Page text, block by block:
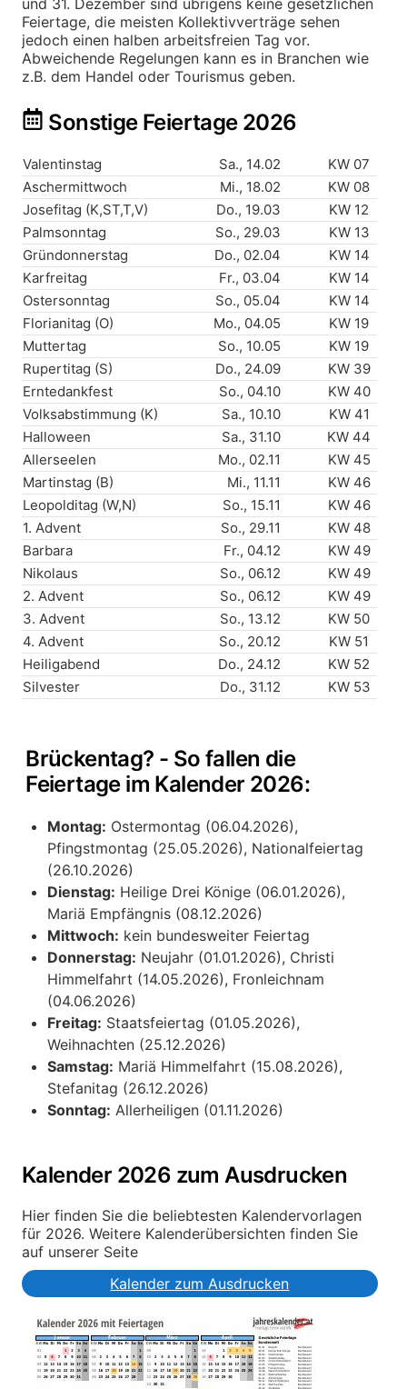
und 31. Dezember sind übrigens keine gesetzlichen
Feiertage, die meisten Kollektivverträge sehen
jedoch einen halben arbeitsfreien Tag vor.
Abweichende Regelungen kann es in Branchen wie
z.B. dem Handel oder Tourismus geben.
Sonstige Feiertage 2026
Valentinstag Sa., 14.02
KW 07
Aschermittwoch
Mi., 18.02
KW 08
Josefitag (K,ST,T,V)
Do., 19.03
KW 12
Palmsonntag
So., 29.03
KW 13
Gründonnerstag
Do., 02.04
KW 14
Karfreitag
Fr., 03.04
KW 14
Ostersonntag
So., 05.04
KW 14
Florianitag (O)
Mo., 04.05
KW 19
Muttertag
So., 10.05
KW 19
Rupertitag (S)
Do., 24.09
KW 39
Erntedankfest
So., 04.10
KW 40
Volksabstimmung (K)
Sa., 10.10
KW 41
Halloween
Sa., 31.10
KW 44
Allerseelen
Mo., 02.11
KW 45
Martinstag (B)
Mi., 11.11
KW 46
Leopolditag (W,N)
So., 15.11
KW 46
1. Advent
So., 29.11
KW 48
Barbara
Fr., 04.12
KW 49
Nikolaus
So., 06.12
KW 49
2. Advent
So., 06.12
KW 49
3. Advent
So., 13.12
KW 50
4. Advent
So., 20.12
KW 51
Heiligabend
Do., 24.12
KW 52
Silvester
Do., 31.12 KW 53
Brückentag? - So fallen die
Feiertage im Kalender 2026:
Montag: Ostermontag (06.04.2026),
Pfingstmontag (25.05.2026), Nationalfeiertag
(26.10.2026)
Dienstag: Heilige Drei Könige (06.01.2026),
Mariä Empfängnis (08.12.2026)
Mittwoch: kein bundesweiter Feiertag
Donnerstag: Neujahr (01.01.2026), Christi
Himmelfahrt (14.05.2026), Fronleichnam
(04.06.2026)
Freitag: Staatsfeiertag (01.05.2026),
Weihnachten (25.12.2026)
Samstag: Mariä Himmelfahrt (15.08.2026),
Stefanitag (26.12.2026)
Sonntag: Allerheiligen (01.11.2026)
Kalender 2026 zum Ausdrucken
Hier finden Sie die beliebtesten Kalendervorlagen
für 2026. Weitere Kalenderübersichten finden Sie
auf unserer Seite
Kalender zum Ausdrucken